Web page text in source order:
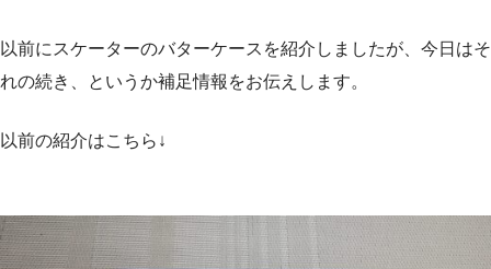
以前にスケーターのバターケースを紹介しましたが、今日はそ
れの続き、というか補足情報をお伝えします。
以前の紹介はこちら↓